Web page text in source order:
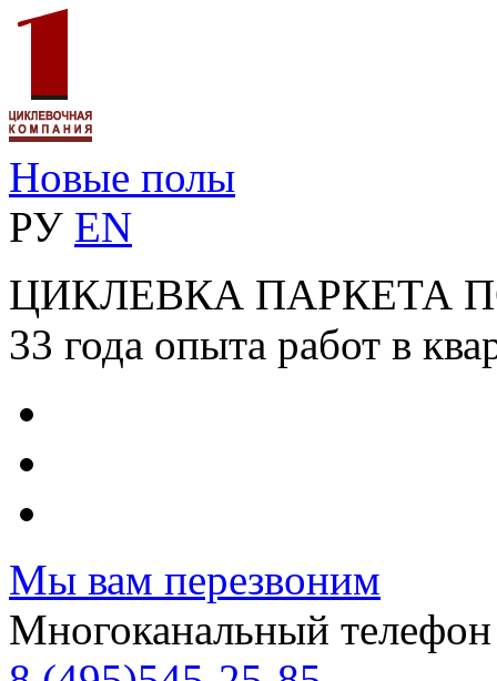
Новые полы
РУ EN
ЦИКЛЕВКА ПАРКЕТА
33 года опыта работ в
Мы вам перезвоним
Многоканальный телефон